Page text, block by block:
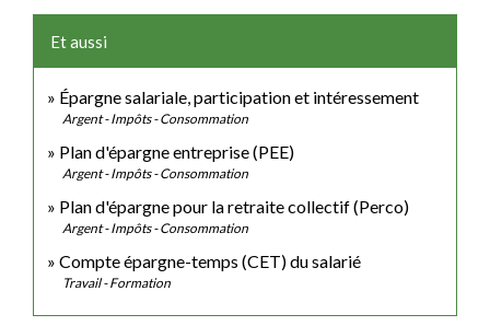
Et aussi
Épargne salariale, participation et intéressement
Argent - Impôts - Consommation
Plan d'épargne entreprise (PEE)
Argent - Impôts - Consommation
Plan d'épargne pour la retraite collectif (Perco)
Argent - Impôts - Consommation
Compte épargne-temps (CET) du salarié
Travail - Formation